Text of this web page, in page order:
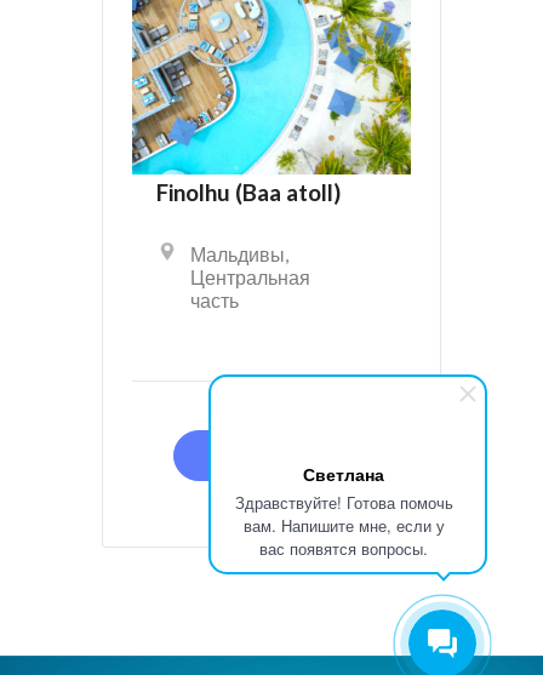
Светлана
Здравствуйте! Готова помочь
вам. Напишите мне, если у
вас появятся вопросы.
Finolhu (Baa atoll)
Мальдивы,
Центральная
часть